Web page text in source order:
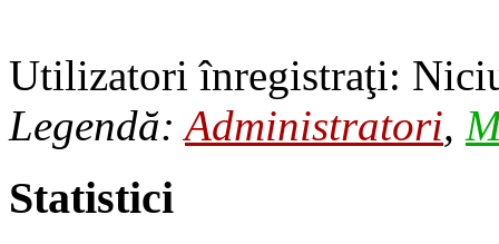
Utilizatori înregistraţi:
Legendă:Administratori,
Statistici